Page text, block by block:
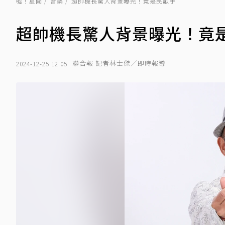
超帥機長驚人背景曝光！竟
2024-12-25 12:05 聯合報 記者林士傑／即時報導